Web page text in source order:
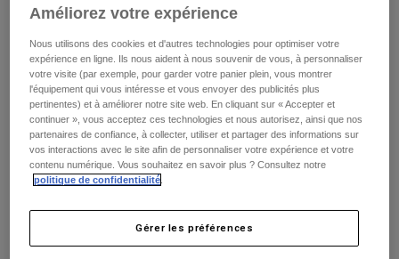
Explorer VTT
Product Help
Guide équipements VTT
Guide d'entretien d'un casque
Explorer Moto
Product Help
Guide équipements MOTO
Guide d'entretien d'un casque
Guide d'entretien des bottes
T-shirts
Sweats et Pulls
Voir tout
Accessoires
Chapeaux et Casquettes
Sacs et sacs à dos
Vestes
Voir tout
Vêtements Casual
Tops
599,99 €
Voir le kit completici.
Tableau des tailles
S M
Couleur -Multicouleur
Améliorez votre expérience
Nous utilisons des cookies et d'autres technologies pour optimiser votre
expérience en ligne. Ils nous aident à nous souvenir de vous, à personnaliser
votre visite (par exemple, pour garder votre panier plein, vous montrer
l'équipement qui vous intéresse et vous envoyer des publicités plus
pertinentes) et à améliorer notre site web. En cliquant sur « Accepter et
continuer », vous acceptez ces technologies et nous autorisez, ainsi que nos
partenaires de confiance, à collecter, utiliser et partager des informations sur
vos interactions avec le site afin de personnaliser votre expérience et votre
contenu numérique. Vous souhaitez en savoir plus ? Consultez notre
politique de confidentialité
Gérer les préférences